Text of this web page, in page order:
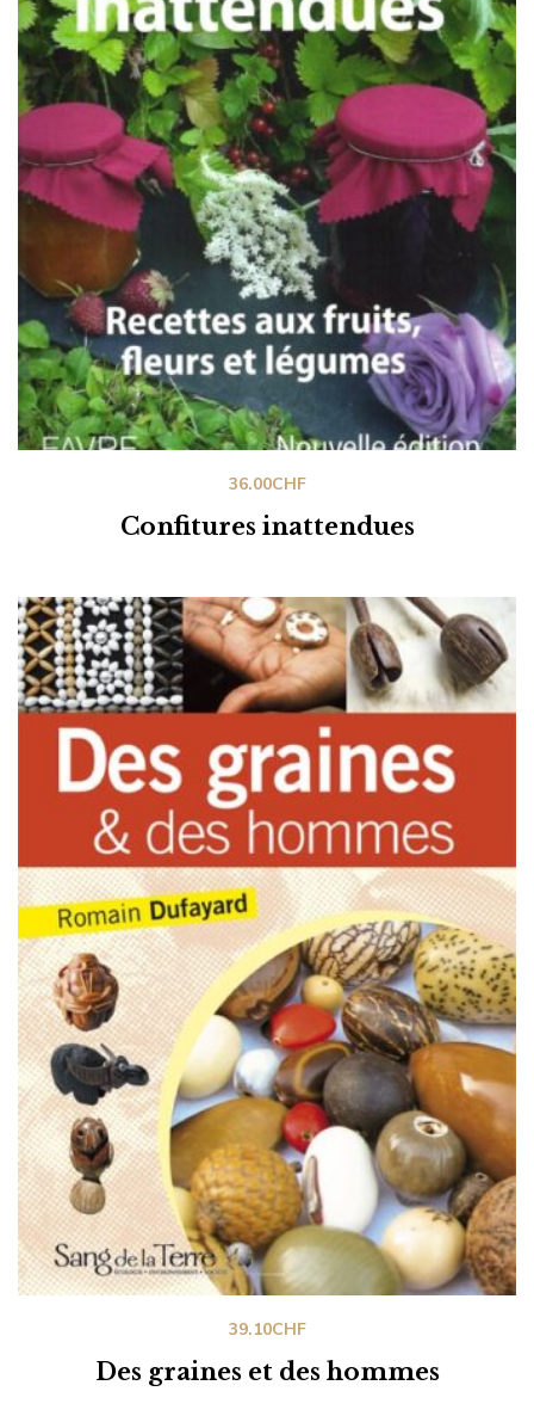
Confitures inattendues
36.00CHF
Des graines et des hommes
39.10CHF